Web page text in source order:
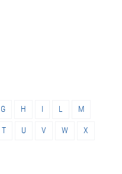
G H I L M
T U V W X